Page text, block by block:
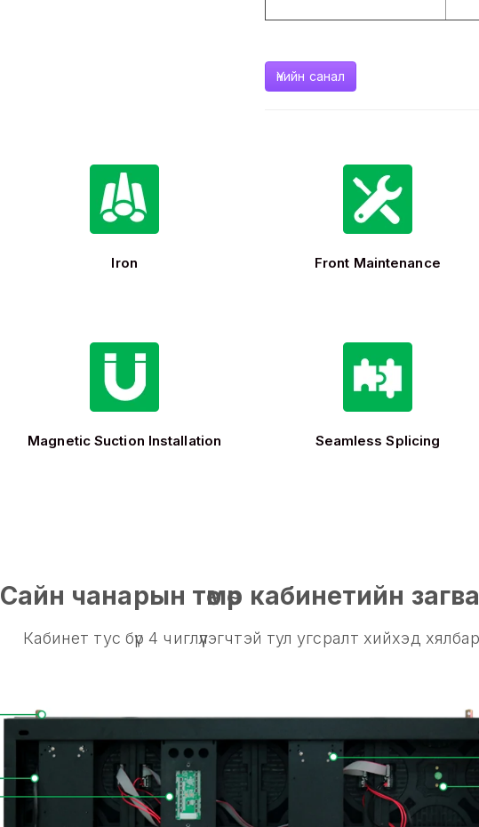
Үнийн санал
Iron Front Maintenance
Magnetic Suction Installation Seamless Splicing
Сайн чанарын төмөр кабинетийн
Кабинет тус бүр 4 чиглүүлэгчтэй тул угсралт хийхэд хялбар